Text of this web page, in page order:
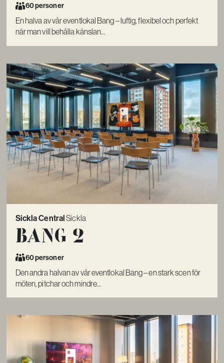
60 personer
En halva av vår eventlokal Bang – luftig, flexibel och perfekt
när man vill behålla känslan...
Sickla CentralSickla
Bang 2
60 personer
Den andra halvan av vår eventlokal Bang – en stark scen för
möten, pitchar och mindre...